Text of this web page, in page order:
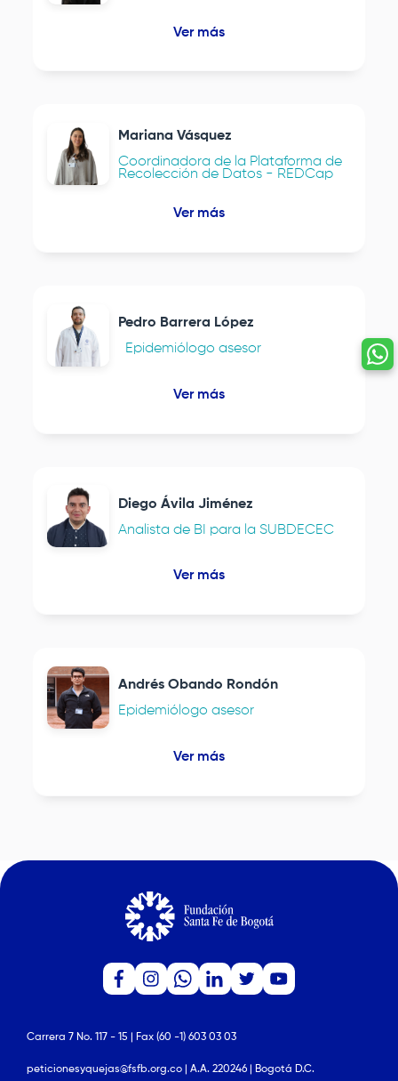
Ver más
Mariana Vásquez
Coordinadora de la Plataforma de
Recolección de Datos - REDCap
Ver más
Pedro Barrera López
Epidemiólogo asesor
Ver más
Diego Ávila Jiménez
Analista de BI para la SUBDECEC
Ver más
Andrés Obando Rondón
Epidemiólogo asesor
Ver más
Carrera 7 No. 117 - 15 | Fax (60 -1) 603 03 03
peticionesyquejas@fsfb.org.co | A.A. 220246 | Bogotá D.C.